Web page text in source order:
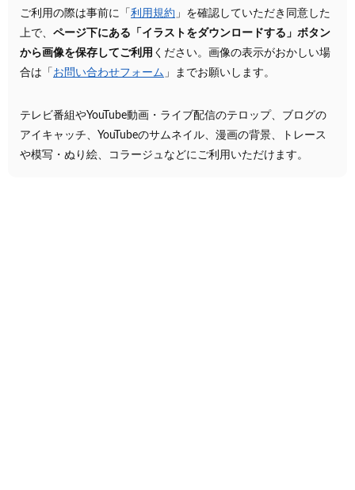
ご利用の際は事前に「 利用規約 」を確認していただき同意した
上で、 ページ下にある「イラストをダウンロードする」ボタン
から画像を保存してご利用 ください。画像の表示がおかしい場
合は「 お問い合わせフォーム 」までお願いします。
テレビ番組やYouTube動画・ライブ配信のテロップ、ブログの
アイキャッチ、YouTubeのサムネイル、漫画の背景、トレース
や模写・ぬり絵、コラージュなどにご利用いただけます。